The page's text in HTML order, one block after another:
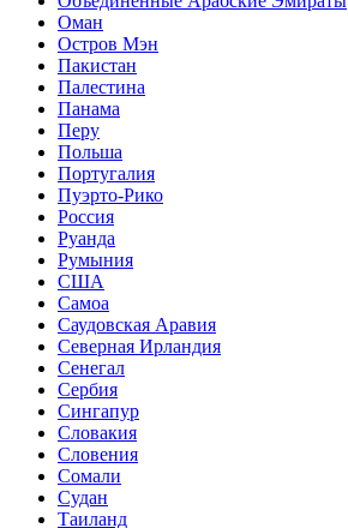
Оман
Остров Мэн
Пакистан
Палестина
Панама
Перу
Польша
Португалия
Пуэрто-Рико
Россия
Руанда
Румыния
США
Самоа
Саудовская Аравия
Северная Ирландия
Сенегал
Сербия
Сингапур
Словакия
Словения
Сомали
Судан
Таиланд